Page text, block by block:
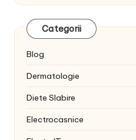
Categorii
Blog
Dermatologie
Diete Slabire
Electrocasnice